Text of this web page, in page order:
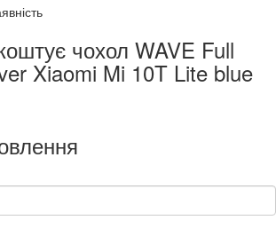
чохол WAVE Full
Xiaomi Mi 10T Lite blue